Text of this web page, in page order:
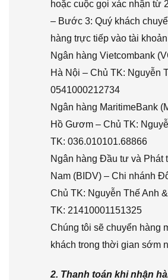
hoặc cuộc gọi xác nhận từ
– Bước 3: Quý khách
hàng trực tiếp vào tài
Ngân hàng Vietcombank
Hà Nội – Chủ TK: Nguyễn
0541000212734
Ngân hàng MaritimeBank
Hồ Gươm – Chủ TK:
TK: 036.010101.68866
Ngân hàng Đầu tư và Phát
Nam (BIDV) – Chi nhánh
Chủ TK: Nguyễn Thế Anh
TK: 21410001151325
Chúng tôi sẽ chuyển hàng
khách trong thời gian sớm
2. Thanh toán khi nhận